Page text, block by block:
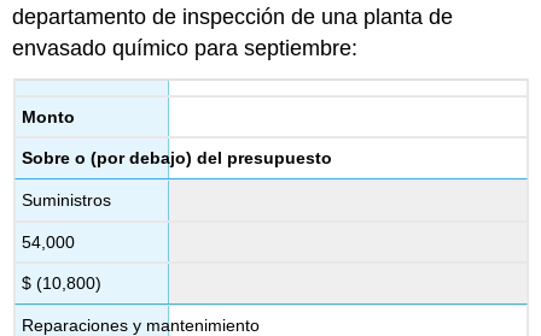
departamento de inspección de una planta de
envasado químico para septiembre:
Monto
Sobre o (por debajo) del presupuesto
Suministros
54,000
$ (10,800)
Reparaciones y mantenimiento